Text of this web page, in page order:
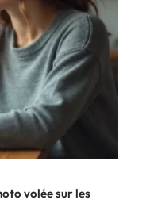
volée sur les